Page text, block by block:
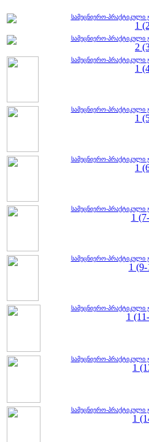
სამეცნიერო-
1
სამეცნიერო-
2
სამეცნიერო-
1
სამეცნიერო-
1
სამეცნიერო-
1
სამეცნიერო-
1
სამეცნიერო-
1 (9-
სამეცნიერო-
1
სამეცნიერო-
1
სამეცნიერო-
1